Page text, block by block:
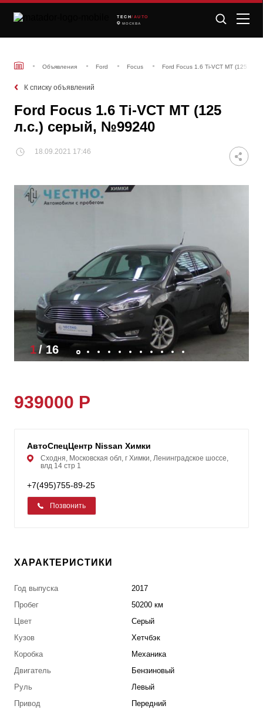
TECH /AUTO
МОСКВА
Объявления Ford Focus Ford Focus 1.6 Ti-VCT MT (125
К списку объявлений
Ford Focus 1.6 Ti-VCT MT (125
л.с.) серый, №99240
18.09.2021 17:46
1/16
939000 Р
АвтоСпецЦентр Nissan Химки
Сходня, Московская обл, г Химки, Ленинградское шоссе,
влд 14 стр 1
+7(495)755-89-25
Позвонить
ХАРАКТЕРИСТИКИ
Год выпуска
2017
Пробег
50200 км
Цвет
Серый
Кузов
Хетчбэк
Коробка
Механика
Двигатель
Бензиновый
Руль
Левый
Привод
Передний